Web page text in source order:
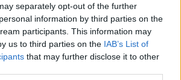
separately opt-out of the further
information by third parties on the
participants. This information may
us to third parties on the IAB’s List of
that may further disclose it to other